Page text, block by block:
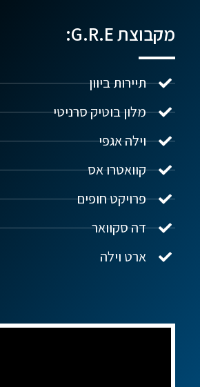
מקבוצת G.R.E:
תיירות ביוון
מלון בוטיק סרניטי
וילה אגפי
קוואטרו אס
פרויקט חופים
דה סקוואר
ארט וילה
נדל"ן ביוון G.R.E
שלום! איך אפשר לעזור?